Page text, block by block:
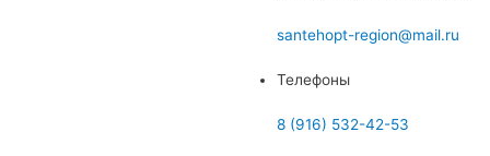
santehopt-region@mail.ru
Телефоны
8 (916) 532-42-53